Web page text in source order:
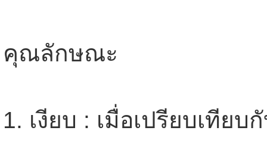
คุณลักษณะ
1. เงียบ : เมื่อเปรียบเทีย